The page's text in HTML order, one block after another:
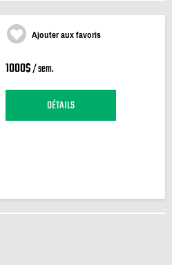
Ajouter aux favoris
1000$/ sem.
DÉTAILS